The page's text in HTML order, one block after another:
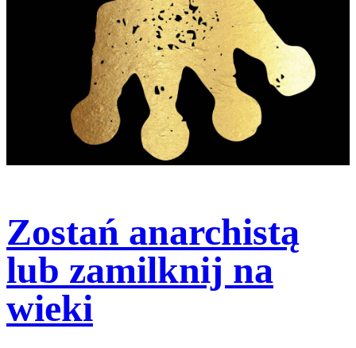
Zostań anarchistą
lub zamilknij na
wieki